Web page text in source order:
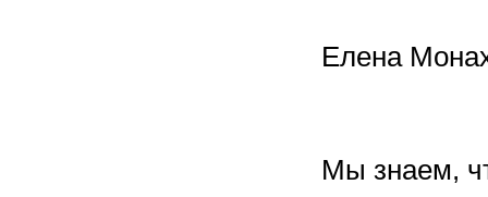
Елена
Мы знаем,